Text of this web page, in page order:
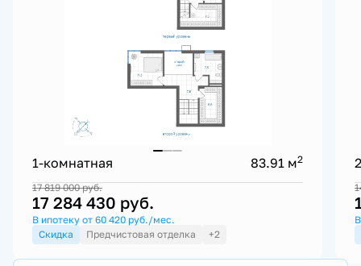
1-комнатная 83.91 м2
17 819 000руб.
17 284 430 руб.
В ипотеку от 60 420 руб./мес.
Скидка
Предчистовая отделка +2